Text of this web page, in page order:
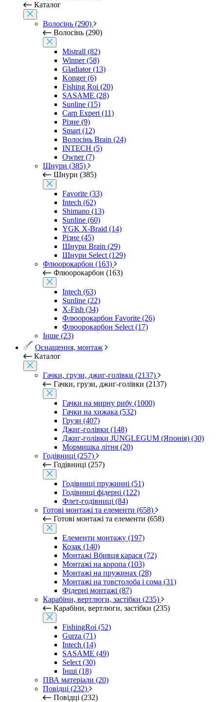
Каталог
Волосінь (290)
Волосінь (290)
Mistrall (82)
Winner (58)
Gladiator (13)
Konger (6)
Fishing Roi (20)
SASAME (28)
Sunline (15)
Carp Expert (11)
Різне (9)
Smart (12)
Волосінь Brain (24)
INTECH (5)
Owner (7)
Шнури (385)
Шнури (385)
Favorite (33)
Intech (62)
Shimano (13)
Sunline (60)
YGK X-Braid (14)
Різне (45)
Шнури Brain (29)
Шнури Select (129)
Флюорокарбон (163)
Флюорокарбон (163)
Intech (63)
Sunline (22)
X-Fish (34)
Флюорокарбон Favorite (26)
Флюорокарбон Select (17)
Інше (23)
Оснащення, монтаж
Каталог
Гачки, грузи, джиг-голівки (2137)
Гачки, грузи, джиг-голівки (2137)
Гачки на мирну рибу (1000)
Гачки на хижака (532)
Грузи (407)
Джиг-голівки (148)
Джиг-голівки JUNGLEGUM (Японія) (30)
Мормишка літня (20)
Годівниці (257)
Годівниці (257)
Годівниці пружинні (51)
Годівниці фідерні (122)
Флет-годівниці (84)
Готові монтажі та елементи (658)
Готові монтажі та елементи (658)
Елементи монтажу (197)
Козак (140)
Монтажі Вбивця карася (72)
Монтажі на коропа (103)
Монтажі на пружинах (28)
Монтажі на товстолоба і сома (31)
Фідерні монтажі (87)
Карабіни, вертлюги, застібки (235)
Карабіни, вертлюги, застібки (235)
FishingRoi (52)
Gurza (71)
Intech (14)
SASAME (49)
Select (30)
Інші (18)
ПВА матеріали (20)
Повідці (232)
Повідці (232)